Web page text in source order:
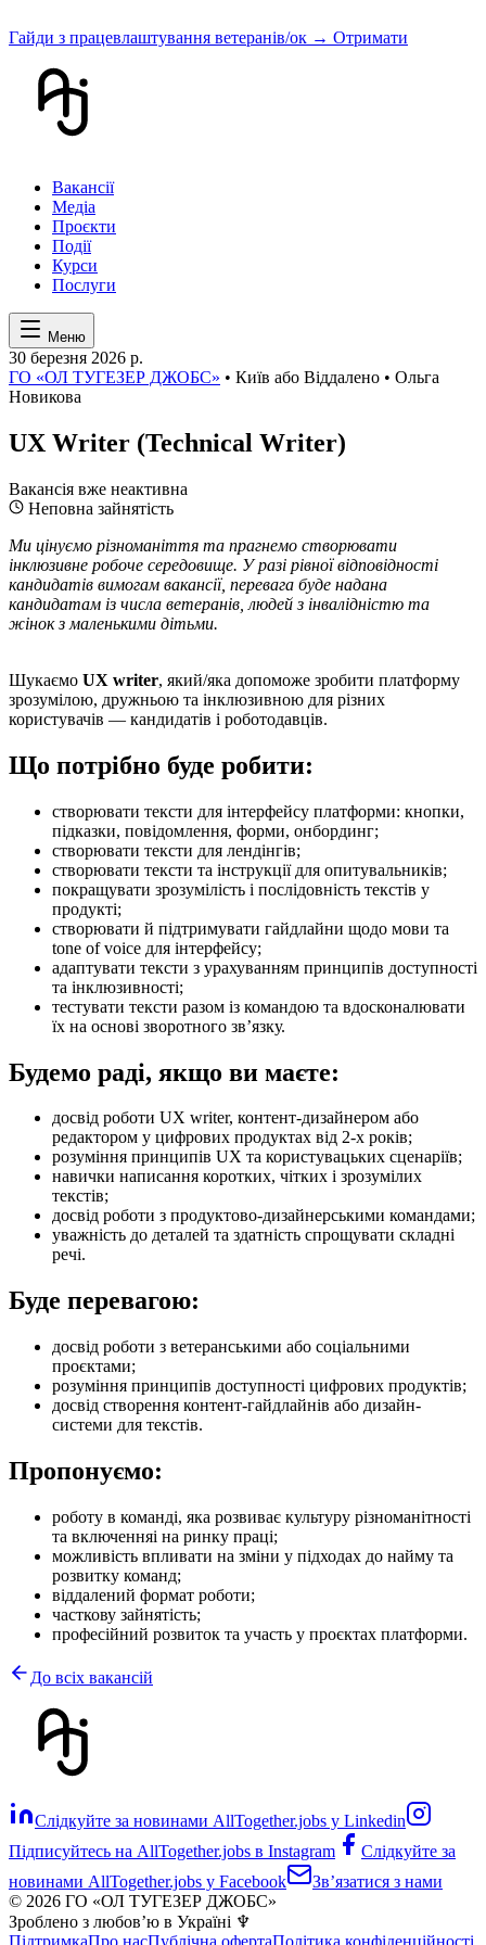
Гайди з працевлаштування ветеранів/ок → Отримати
Вакансії
Медіа
Проєкти
Події
Курси
Послуги
Меню
30 березня 2026 р.
ГО «ОЛ ТУГЕЗЕР ДЖОБС» • Київ або Віддалено • Ольга
Новикова
UX Writer (Technical Writer)
Вакансія вже неактивна
Неповна зайнятість
Ми цінуємо різноманіття та прагнемо створювати
інклюзивне робоче середовище. У разі рівної відповідності
кандидатів вимогам вакансії, перевага буде надана
кандидатам із числа ветеранів, людей з інвалідністю та
жінок з маленькими дітьми.
Шукаємо UX writer, який/яка допоможе зробити платформу
зрозумілою, дружньою та інклюзивною для різних
користувачів — кандидатів і роботодавців.
Що потрібно буде робити:
створювати тексти для інтерфейсу платформи: кнопки,
підказки, повідомлення, форми, онбординг;
створювати тексти для лендінгів;
створювати тексти та інструкції для опитувальників;
покращувати зрозумілість і послідовність текстів у
продукті;
створювати й підтримувати гайдлайни щодо мови та
tone of voice для інтерфейсу;
адаптувати тексти з урахуванням принципів доступності
та інклюзивності;
тестувати тексти разом із командою та вдосконалювати
їх на основі зворотного звʼязку.
Будемо раді, якщо ви маєте:
досвід роботи UX writer, контент-дизайнером або
редактором у цифрових продуктах від 2-х років;
розуміння принципів UX та користувацьких сценаріїв;
навички написання коротких, чітких і зрозумілих
текстів;
досвід роботи з продуктово-дизайнерськими командами;
уважність до деталей та здатність спрощувати складні
речі.
Буде перевагою:
досвід роботи з ветеранськими або соціальними
проєктами;
розуміння принципів доступності цифрових продуктів;
досвід створення контент-гайдлайнів або дизайн-
системи для текстів.
Пропонуємо:
роботу в команді, яка розвиває культуру різноманітності
та включенняі на ринку праці;
можливість впливати на зміни у підходах до найму та
розвитку команд;
віддалений формат роботи;
часткову зайнятість;
професійний розвиток та участь у проєктах платформи.
До всіх вакансій
Слідкуйте за новинами AllTogether.jobs у Linkedin
Підписуйтесь на AllTogether.jobs в Instagram
Слідкуйте за
новинами AllTogether.jobs у Facebook
Звʼязатися з нами
© 2026 ГО «ОЛ ТУГЕЗЕР ДЖОБС»
Зроблено з любовʼю в Україні ♆
ПідтримкаПро насПублічна офертаПолітика конфіденційності